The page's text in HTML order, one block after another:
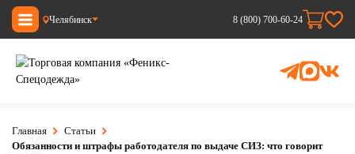
Челябинск 8 (800) 700-60-24
Главная
Статьи
Обязанности и штрафы работодателя по выдаче СИЗ: что говорит